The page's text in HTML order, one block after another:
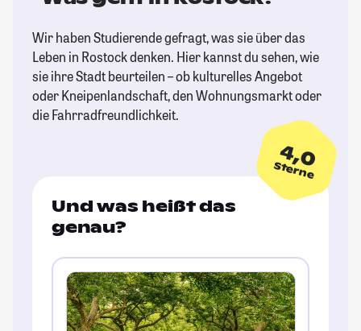
Wir haben Studierende gefragt, was sie über das
Leben in Rostock denken. Hier kannst du sehen, wie
sie ihre Stadt beurteilen – ob kulturelles Angebot
oder Kneipenlandschaft, den Wohnungsmarkt oder
die Fahrradfreundlichkeit.
4,0
Sterne
Und was heißt das
genau?